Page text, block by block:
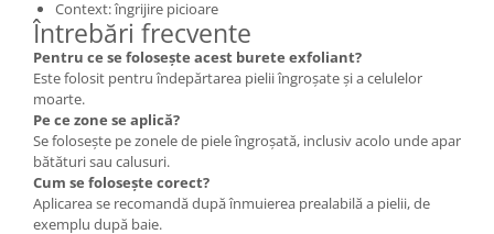
Context: îngrijire picioare
Întrebări frecvente
Pentru ce se folosește acest burete exfoliant?
Este folosit pentru îndepărtarea pielii îngroșate și a celulelor
moarte.
Pe ce zone se aplică?
Se folosește pe zonele de piele îngroșată, inclusiv acolo unde apar
bătături sau calusuri.
Cum se folosește corect?
Aplicarea se recomandă după înmuierea prealabilă a pielii, de
exemplu după baie.